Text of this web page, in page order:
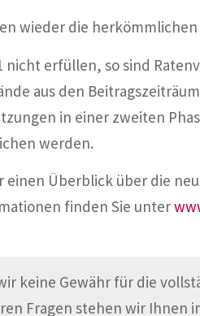
wieder die
nicht erfüllen, so sind
aus den
in einer zweiten
werden.
einen Überblick über die
finden Sie unter
keine Gewähr für die
Fragen stehen wir Ihnen